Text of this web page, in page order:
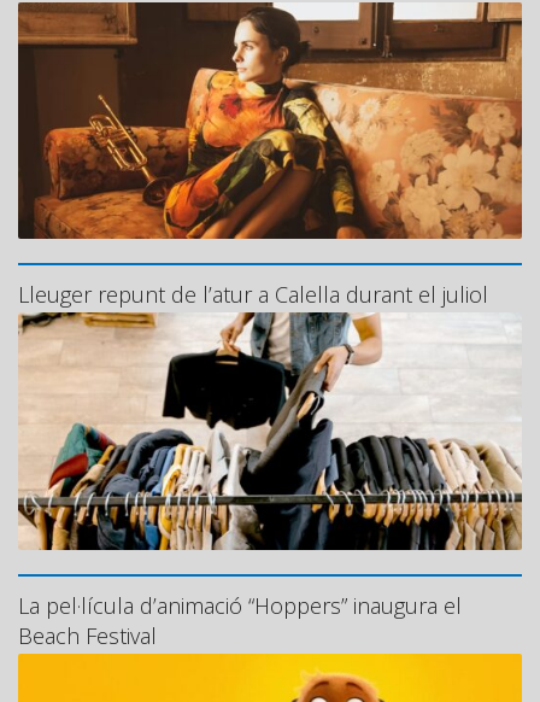
Lleuger repunt de l’atur a Calella durant el juliol
La pel·lícula d’animació “Hoppers” inaugura el
Beach Festival